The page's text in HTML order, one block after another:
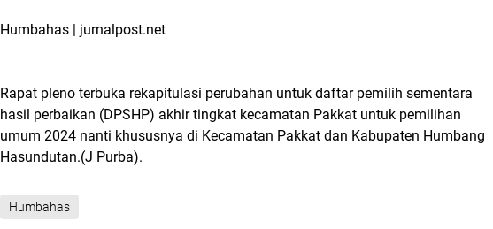
Humbahas | jurnalpost.net
Rapat pleno terbuka rekapitulasi perubahan untuk daftar pemilih sementara
hasil perbaikan (DPSHP) akhir tingkat kecamatan Pakkat untuk pemilihan
umum 2024 nanti khususnya di Kecamatan Pakkat dan Kabupaten Humbang
Hasundutan.(J Purba).
Humbahas